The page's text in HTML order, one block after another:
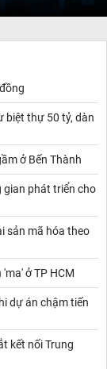
biệt thự 50 tỷ, dàn
ở Bến Thành
gian phát triển cho
sản mã hóa theo
ở TP HCM
dự án chậm tiến
kết nối Trung